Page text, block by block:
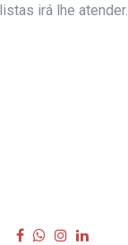
irá lhe atender.